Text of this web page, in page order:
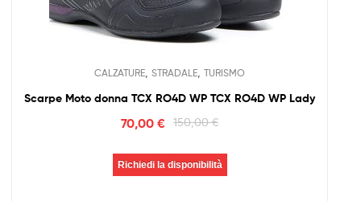
CALZATURE STRADALE TURISMO
Scarpe Moto donna TCX RO4D WP TCX RO4D WP Lady
150,00€
70,00€
Richiedi la disponibilità